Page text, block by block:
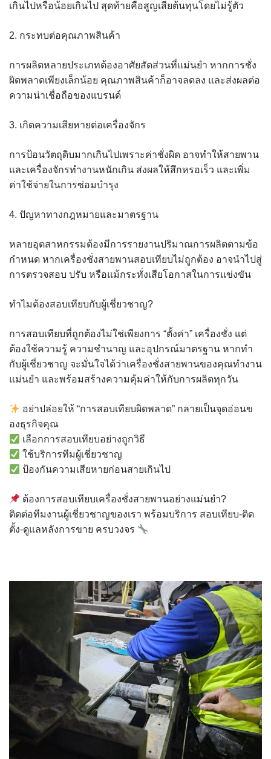
เกินไปหรือน้อยเกินไป สุดท้ายคือสูญเสียต้นทุนโดยไม่รู้ตัว
2. กระทบต่อคุณภาพสินค้า
การผลิตหลายประเภทต้องอาศัยสัดส่วนที่แม่นยำ หากการชั่ง
ผิดพลาดเพียงเล็กน้อย คุณภาพสินค้าก็อาจลดลง และส่งผลต่อ
ความน่าเชื่อถือของแบรนด์
3. เกิดความเสียหายต่อเครื่องจักร
การป้อนวัตถุดิบมากเกินไปเพราะค่าชั่งผิด อาจทำให้สายพาน
และเครื่องจักรทำงานหนักเกิน ส่งผลให้สึกหรอเร็ว และเพิ่ม
ค่าใช้จ่ายในการซ่อมบำรุง
4. ปัญหาทางกฎหมายและมาตรฐาน
หลายอุตสาหกรรมต้องมีการรายงานปริมาณการผลิตตามข้อ
กำหนด หากเครื่องชั่งสายพานสอบเทียบไม่ถูกต้อง อาจนำไปสู่
การตรวจสอบ ปรับ หรือแม้กระทั่งเสียโอกาสในการแข่งขัน
ทำไมต้องสอบเทียบกับผู้เชี่ยวชาญ?
การสอบเทียบที่ถูกต้องไม่ใช่เพียงการ “ตั้งค่า” เครื่องชั่ง แต่
ต้องใช้ความรู้ ความชำนาญ และอุปกรณ์มาตรฐาน หากทำ
กับผู้เชี่ยวชาญ จะมั่นใจได้ว่าเครื่องชั่งสายพานของคุณทำงาน
แม่นยำ และพร้อมสร้างความคุ้มค่าให้กับการผลิตทุกวัน
อย่าปล่อยให้ “การสอบเทียบผิดพลาด” กลายเป็นจุดอ่อนข
องธุรกิจคุณ
เลือกการสอบเทียบอย่างถูกวิธี
ใช้บริการทีมผู้เชี่ยวชาญ
ป้องกันความเสียหายก่อนสายเกินไป
ต้องการสอบเทียบเครื่องชั่งสายพานอย่างแม่นยำ?
ติดต่อทีมงานผู้เชี่ยวชาญของเรา พร้อมบริการ สอบเทียบ-ติด
ตั้ง-ดูแลหลังการขาย ครบวงจร